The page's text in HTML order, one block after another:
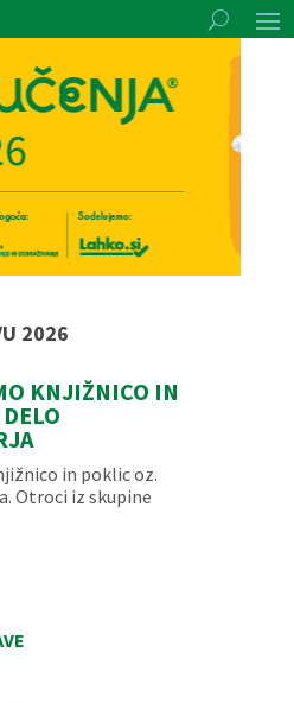
2026
KNJIŽNICO IN
in poklic oz.
Otroci iz skupine